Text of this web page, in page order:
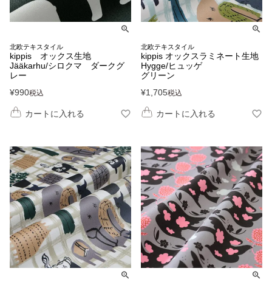
北欧テキスタイル
kippis オックス生地
Jääkarhu/シロクマ ダークグ
レー
¥990税込
カートに入れる
北欧テキスタイル
kippis オックスラミネート生地
Hygge/ヒュッゲ
グリーン
¥1,705税込
カートに入れる